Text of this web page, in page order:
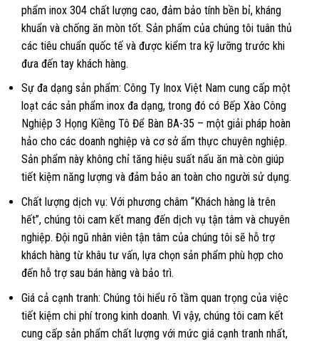
phẩm inox 304 chất lượng cao, đảm bảo tính bền bỉ, kháng
khuẩn và chống ăn mòn tốt. Sản phẩm của chúng tôi tuân thủ
các tiêu chuẩn quốc tế và được kiểm tra kỹ lưỡng trước khi
đưa đến tay khách hàng.
Sự đa dạng sản phẩm: Công Ty Inox Việt Nam cung cấp một
loạt các sản phẩm inox đa dạng, trong đó có Bếp Xào Công
Nghiệp 3 Họng Kiềng Tô Để Bàn BA-35 – một giải pháp hoàn
hảo cho các doanh nghiệp và cơ sở ẩm thực chuyên nghiệp.
Sản phẩm này không chỉ tăng hiệu suất nấu ăn mà còn giúp
tiết kiệm năng lượng và đảm bảo an toàn cho người sử dụng.
Chất lượng dịch vụ: Với phương châm “Khách hàng là trên
hết”, chúng tôi cam kết mang đến dịch vụ tận tâm và chuyên
nghiệp. Đội ngũ nhân viên tận tâm của chúng tôi sẽ hỗ trợ
khách hàng từ khâu tư vấn, lựa chọn sản phẩm phù hợp cho
đến hỗ trợ sau bán hàng và bảo trì.
Giá cả cạnh tranh: Chúng tôi hiểu rõ tầm quan trọng của việc
tiết kiệm chi phí trong kinh doanh. Vì vậy, chúng tôi cam kết
cung cấp sản phẩm chất lượng với mức giá cạnh tranh nhất,